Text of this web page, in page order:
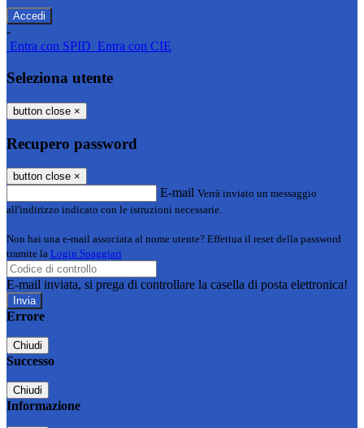
-
Entra con SPID Entra con CIE
Seleziona utente
button close ×
Recupero password
button close ×
E-mail Verrà inviato un messaggio
all'indirizzo indicato con le istruzioni necessarie.
Non hai una e-mail associata al nome utente? Effettua il reset della password
tramite la Login Spaggiari
E-mail inviata, si prega di controllare la casella di posta elettronica!
Errore
Chiudi
Successo
Chiudi
Informazione